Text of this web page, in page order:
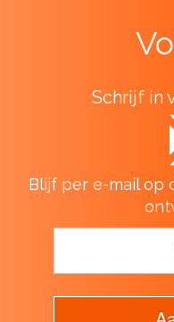
Schrijf in
Blijf per e-mail op